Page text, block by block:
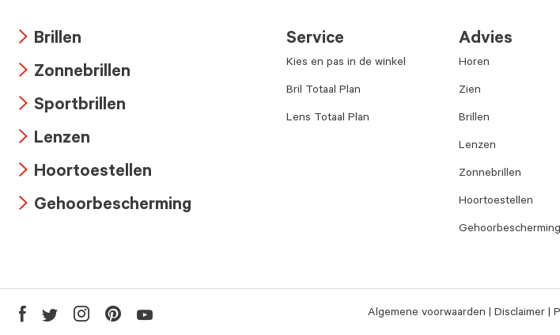
icon
Brillen
icon
Zonnebrillen
icon
Sportbrillen
icon
Lenzen
icon
Hoortoestellen
Gehoorbescherming
Service
Kies en pas in de winkel
Bril Totaal Plan
Lens Totaal Plan
Advies
Horen
Zien
Brillen
Lenzen
Zonnebrillen
Hoortoestellen
Gehoorbescherming
Algemene voorwaarden Disclaimer